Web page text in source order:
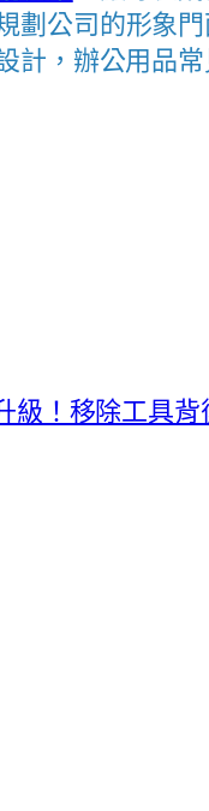
劃公司的形象
計，辦公用品
級！移除工具